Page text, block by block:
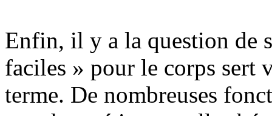
Enfin, il y a la question de
faciles » pour le corps sert
terme. De nombreuses